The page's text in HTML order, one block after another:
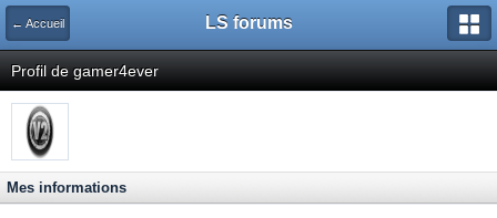
← Accueil LS forums
Profil de gamer4ever
Mes informations